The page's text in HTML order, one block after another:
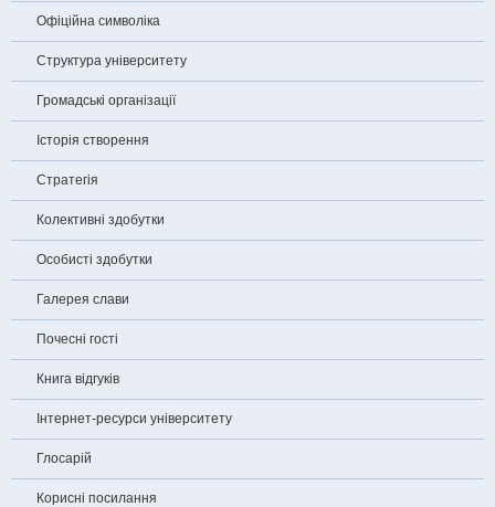
Офіційна символіка
Структура університету
Громадські організації
Історія створення
Стратегія
Колективні здобутки
Особисті здобутки
Галерея слави
Почесні гості
Книга відгуків
Інтернет-ресурси університету
Глосарій
Корисні посилання